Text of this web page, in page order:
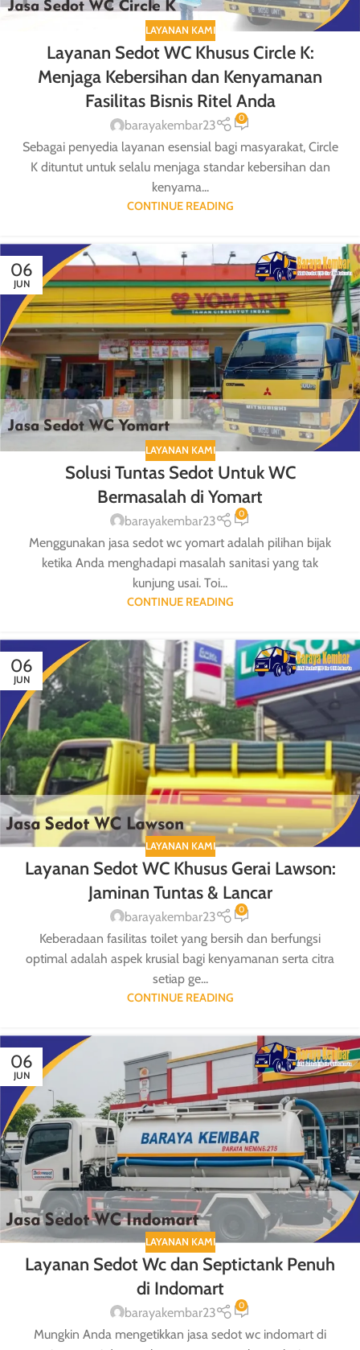
LAYANAN KAMI
Layanan Sedot WC Khusus Circle K:
Menjaga Kebersihan dan Kenyamanan
Fasilitas Bisnis Ritel Anda
barayakembar23 0
Sebagai penyedia layanan esensial bagi masyarakat, Circle
K dituntut untuk selalu menjaga standar kebersihan dan
kenyama...
CONTINUE READING
06
JUN
LAYANAN KAMI
Solusi Tuntas Sedot Untuk WC
Bermasalah di Yomart
barayakembar23 0
Menggunakan jasa sedot wc yomart adalah pilihan bijak
ketika Anda menghadapi masalah sanitasi yang tak
kunjung usai. Toi...
CONTINUE READING
06
JUN
LAYANAN KAMI
Layanan Sedot WC Khusus Gerai Lawson:
Jaminan Tuntas & Lancar
barayakembar23 0
Keberadaan fasilitas toilet yang bersih dan berfungsi
optimal adalah aspek krusial bagi kenyamanan serta citra
setiap ge...
CONTINUE READING
06
JUN
LAYANAN KAMI
Layanan Sedot Wc dan Septictank Penuh
di Indomart
barayakembar23 0
Mungkin Anda mengetikkan jasa sedot wc indomart di